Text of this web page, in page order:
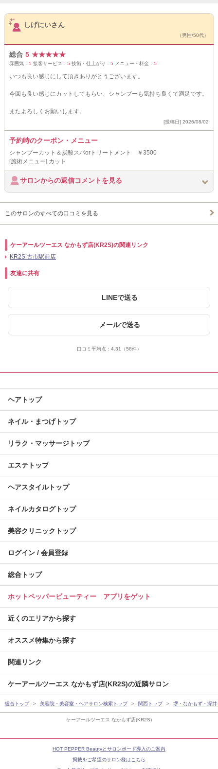
ケーアールツーエス なかもず店(KR2S)
サロンPick Up
しげにいさん
（男性/50代）
総合 5 ★★★★★
雰囲気： 5 接客サービス： 5 技術・仕上がり： 5 メニュー・料金： 5
いつも良い感じにして頂きありがとうございます。
今回も良い感じにカットしてもらい、シャンプーも気持ち良くて満足です。
またよろしくお願いします。
[投稿日] 2026/08/02
予約時のクーポン・メニュー
シャンプーカット＆炭酸スパorトリートメント ￥3500
[施術メニュー] カット
サロンからの返信コメントを見る
このサロンのすべての口コミを見る
ケーアールツーエス なかもず店(KR2S)の関連リンク
KR2S 古市駅前店
友達に共有
LINEで送る
メールで送る
口コミ平均点： 4.31 （58件）
ヘアトップ
ネイル・まつげトップ
リラク・マッサージトップ
エステトップ
ヘアスタイルトップ
ネイルカタログトップ
美容クリニックトップ
ログイン / 会員登録
総合トップ
ホットペッパービューティー アプリをゲット
近くのエリアから探す
オススメ特集から探す
関連リンク
ケーアールツーエス なかもず店(KR2S)の近隣サロン
総合トップ 美容院・美容室・ヘアサロン検索トップ 関西トップ 堺・なかもず・深
HOT PEPPER Beautyとサロンボード導入のご案内
掲載をご希望のサロン様はこちら